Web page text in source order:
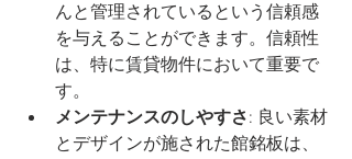
んと管理されているという信頼感
を与えることができます。信頼性
は、特に賃貸物件において重要で
す。
メンテナンスのしやすさ: 良い素材
とデザインが施された館銘板は、